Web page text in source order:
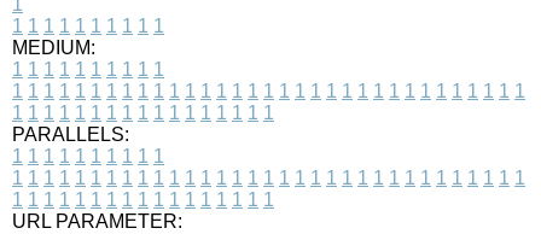
1 1 1 1 1 1 1 1 1 1
MEDIUM:
1 1 1 1 1 1 1 1 1 1
1 1 1 1 1 1 1 1 1 1 1 1 1 1 1 1 1 1 1 1 1 1 1 1 1 1 1 1 1 1 1 1 1
1 1 1 1 1 1 1 1 1 1 1 1 1 1 1 1 1
PARALLELS:
1 1 1 1 1 1 1 1 1 1
1 1 1 1 1 1 1 1 1 1 1 1 1 1 1 1 1 1 1 1 1 1 1 1 1 1 1 1 1 1 1 1 1
1 1 1 1 1 1 1 1 1 1 1 1 1 1 1 1 1
URL PARAMETER: